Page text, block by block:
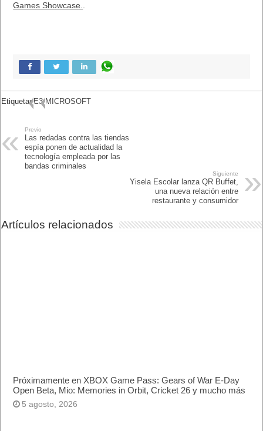
Games Showcase..
Etiquetas E3 MICROSOFT
Previo
Las redadas contra las
tiendas espía ponen de
actualidad la tecnología
empleada por las bandas
Siguiente
Yisela Escolar lanza QR
Buffet, una nueva relación
consumidor
Próximamente en XBOX Game Pass: Gears of War E-Day